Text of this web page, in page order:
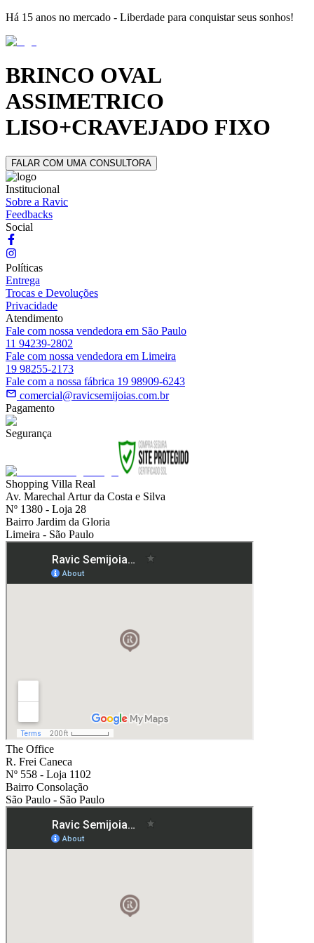
Há 15 anos no mercado - Liberdade para conquistar seus sonhos!
BRINCO OVAL
ASSIMETRICO
LISO+CRAVEJADO FIXO
FALAR COM UMA CONSULTORA
Institucional
Sobre a Ravic
Feedbacks
Social
Políticas
Entrega
Trocas e Devoluções
Privacidade
Atendimento
Fale com nossa vendedora em São Paulo
11 94239-2802
Fale com nossa vendedora em Limeira
19 98255-2173
Fale com a nossa fábrica 19 98909-6243
comercial@ravicsemijoias.com.br
Pagamento
Segurança
Shopping Villa Real
Av. Marechal Artur da Costa e Silva
Nº 1380 - Loja 28
Bairro Jardim da Gloria
Limeira - São Paulo
The Office
R. Frei Caneca
Nº 558 - Loja 1102
Bairro Consolação
São Paulo - São Paulo